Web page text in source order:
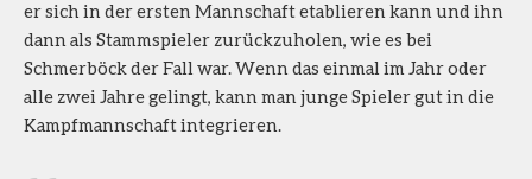
er sich in der ersten Mannschaft etablieren kann und ihn
dann als Stammspieler zurückzuholen, wie es bei
Schmerböck der Fall war. Wenn das einmal im Jahr oder
alle zwei Jahre gelingt, kann man junge Spieler gut in die
Kampfmannschaft integrieren.